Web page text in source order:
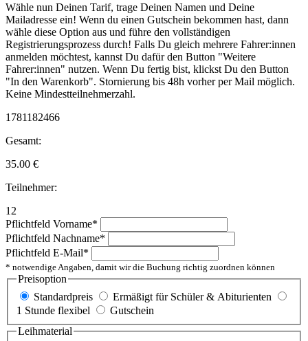
Wähle nun Deinen Tarif, trage Deinen Namen und Deine
Mailadresse ein! Wenn du einen Gutschein bekommen hast, dann
wähle diese Option aus und führe den vollständigen
Registrierungsprozess durch! Falls Du gleich mehrere Fahrer:innen
anmelden möchtest, kannst Du dafür den Button "Weitere
Fahrer:innen" nutzen. Wenn Du fertig bist, klickst Du den Button
"In den Warenkorb". Stornierung bis 48h vorher per Mail möglich.
Keine Mindestteilnehmerzahl.
1781182466
Gesamt:
35.00 €
Teilnehmer:
12
Pflichtfeld Vorname*
Pflichtfeld Nachname*
Pflichtfeld E-Mail*
* notwendige Angaben, damit wir die Buchung richtig zuordnen können
Preisoption
Standardpreis
Ermäßigt für Schüler & Abiturienten
1 Stunde flexibel
Gutschein
Leihmaterial